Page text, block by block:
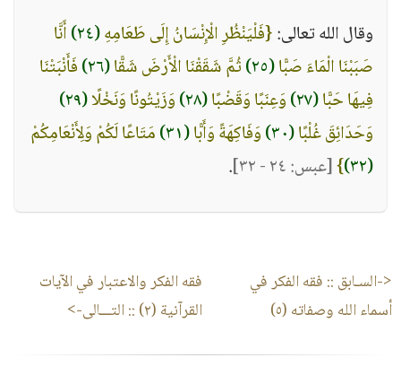
وقال الله تعالى:{فَلْيَنْظُرِ الْإِنْسَانُ إِلَى طَعَامِهِ(٢٤)
أَنَّا
صَبَبْنَا الْمَاءَ صَبًّا(٢٥) ثُمَّ شَقَقْنَا الْأَرْضَ شَقًّا(٢٦)
فَأَنْبَتْنَا
فِيهَا حَبًّا(٢٧) وَعِنَبًا وَقَضْبًا(٢٨) وَزَيْتُونًا وَنَخْلًا(٢٩)
وَحَدَائِقَ غُلْبًا(٣٠) وَفَاكِهَةً وَأَبًّا(٣١)
مَتَاعًا لَكُمْ وَلِأَنْعَامِكُمْ
(٣٢)
}[عبس: ٢٤ - ٣٢] .
<-السـابق :: فقه الفكر في
أسماء الله وصفاته (٥)
فقه الفكر والاعتبار في الآيات
القرآنية (٢)
:: التـــالى->